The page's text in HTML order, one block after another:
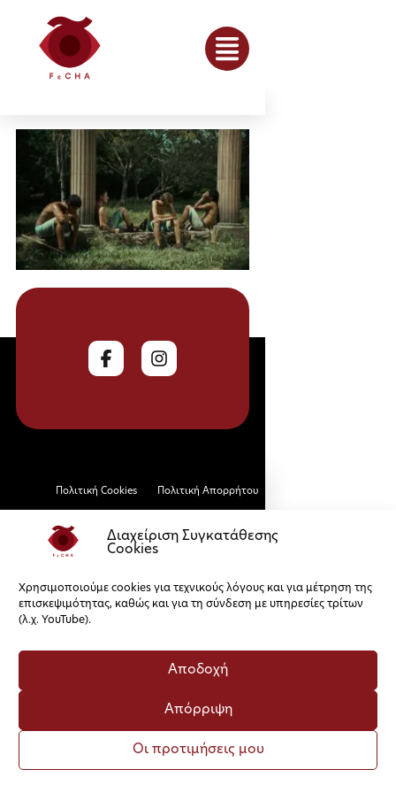
Διαχείριση Συγκατάθεσης
Cookies
Χρησιμοποιούμε cookies για τεχνικούς λόγους και για μέτρηση της
επισκεψιμότητας, καθώς και για τη σύνδεση με υπηρεσίες τρίτων
(λ.χ. YouTube).
Αποδοχή
Απόρριψη
Οι προτιμήσεις μου
Πολιτική Cookies Πολιτική Απορρήτου